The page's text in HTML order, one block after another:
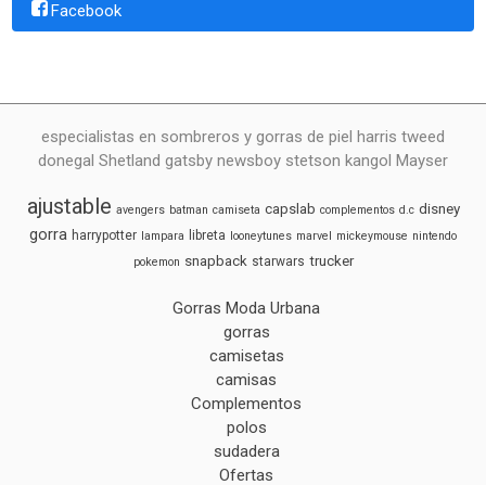
Facebook
especialistas en sombreros y gorras de piel harris tweed
donegal Shetland gatsby newsboy stetson kangol Mayser
ajustable avengers batman camiseta capslab complementos d.c disney
gorra harrypotter lampara libreta looneytunes marvel mickeymouse nintendo
pokemon snapback starwars trucker
Gorras Moda Urbana
gorras
camisetas
camisas
Complementos
polos
sudadera
Ofertas